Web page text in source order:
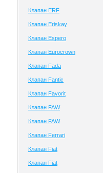
Клапан ERF
Клапан Eriskay
Клапан Espero
Клапан Eurocrown
Клапан Fada
Клапан Fantic
Клапан Favorit
Клапан FAW
Клапан FAW
Клапан Ferrari
Клапан Fiat
Клапан Fiat